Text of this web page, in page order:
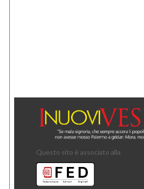
Questo sito è associato alla